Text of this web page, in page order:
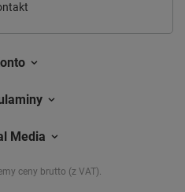
Media
ceny brutto (z VAT).